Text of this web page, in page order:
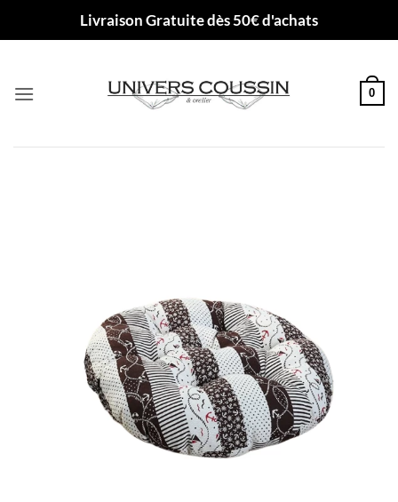
Livraison Gratuite dès 50€ d'achats
0